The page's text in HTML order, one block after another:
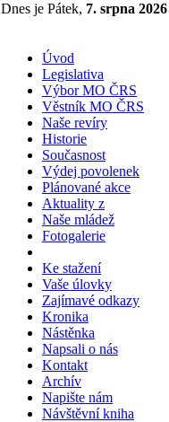
Dnes je Pátek, 7. srpna 2026
Úvod
Legislativa
Výbor MO ČRS
Věstník MO ČRS
Naše revíry
Historie
Současnost
Výdej povolenek
Plánované akce
Aktuality z
Naše mládež
Fotogalerie
Ke stažení
Vaše úlovky
Zajímavé odkazy
Kronika
Nástěnka
Napsali o nás
Kontakt
Archív
Napište nám
Návštěvní kniha